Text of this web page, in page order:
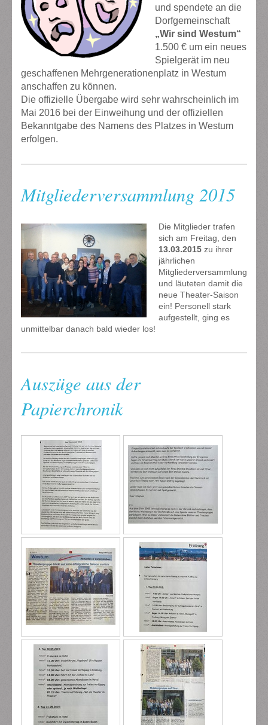
und spendete an die
Dorfgemeinschaft
„Wir sind Westum“
1.500 € um ein neues
Spielgerät im neu
geschaffenen Mehrgenerationenplatz in Westum
anschaffen zu können.
Die offizielle Übergabe wird sehr wahrscheinlich im
Mai 2016 bei der Einweihung und der offiziellen
Bekanntgabe des Namens des Platzes in Westum
erfolgen.
Mitgliederversammlung 2015
Die Mitglieder trafen
sich am Freitag, den
13.03.2015 zu ihrer
jährlichen
Mitgliederversammlung
und läuteten damit die
neue Theater-Saison
ein! Personell stark
aufgestellt, ging es
unmittelbar danach bald wieder los!
Auszüge aus der
Papierchronik